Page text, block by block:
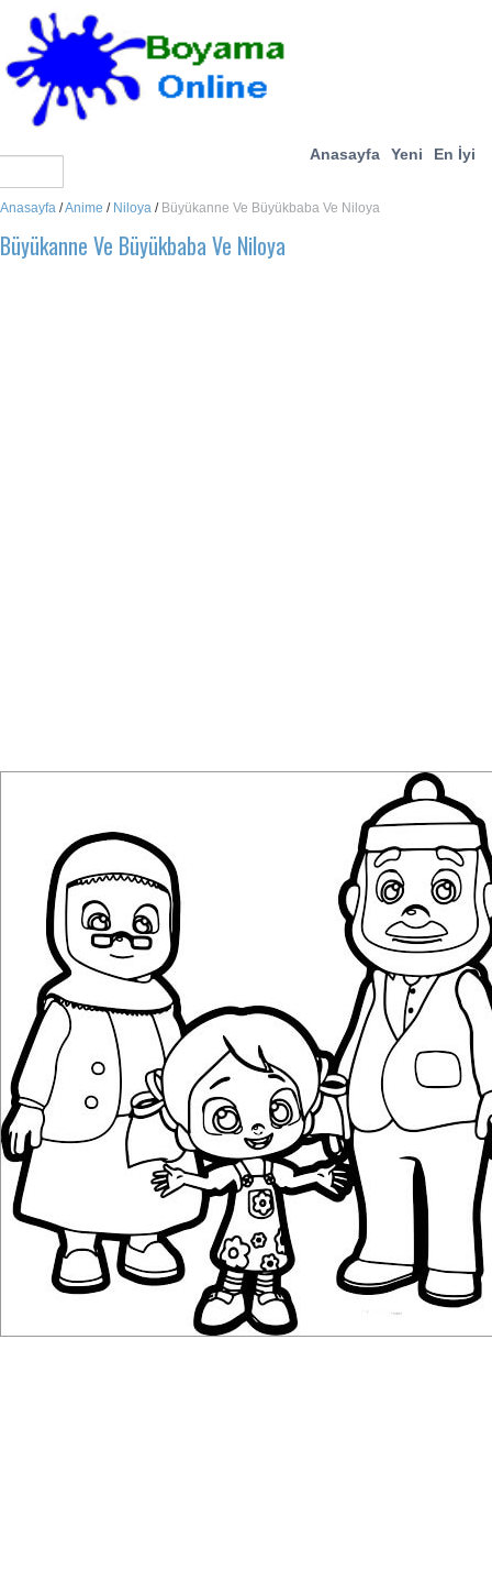
Anasayfa Yeni En İyi
Anasayfa /Anime / Niloya / Büyükanne Ve Büyükbaba Ve Niloya
Büyükanne Ve Büyükbaba Ve Niloya